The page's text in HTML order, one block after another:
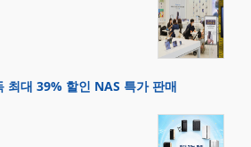
최대 39% 할인 NAS 특가 판매